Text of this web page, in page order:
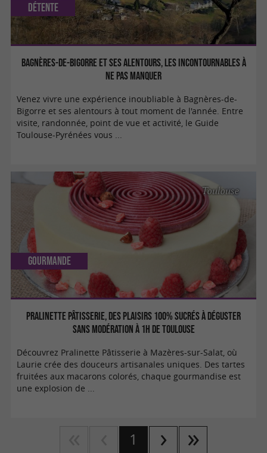
Bagnères-de-Bigorre et ses alentours, les incontournables à
ne pas manquer
Détente
Venez vivre une expérience inoubliable à Bagnères-de-
Bigorre et ses alentours à tout moment de l'année. Entre
visite, randonnée, point de vue et activité, le Guide
Toulouse-Pyrénées vous ...
Pralinette Pâtisserie, des plaisirs 100% sucrés à déguster
sans modération à 1h de Toulouse
Toulouse
Gourmande
Découvrez Pralinette Pâtisserie à Mazères-sur-Salat, où
Laurie crée des douceurs artisanales uniques. Des tartes
fruitées aux macarons colorés, chaque gourmandise est
une explosion de ...
1